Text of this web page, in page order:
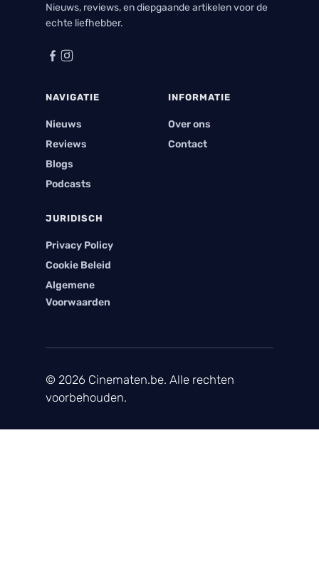
Nieuws, reviews, en diepgaande artikelen voor de
echte liefhebber.
NAVIGATIE
Nieuws
Reviews
Blogs
Podcasts
INFORMATIE
Over ons
Contact
JURIDISCH
Privacy Policy
Cookie Beleid
Algemene
Voorwaarden
© 2026 Cinematen.be. Alle rechten
voorbehouden.